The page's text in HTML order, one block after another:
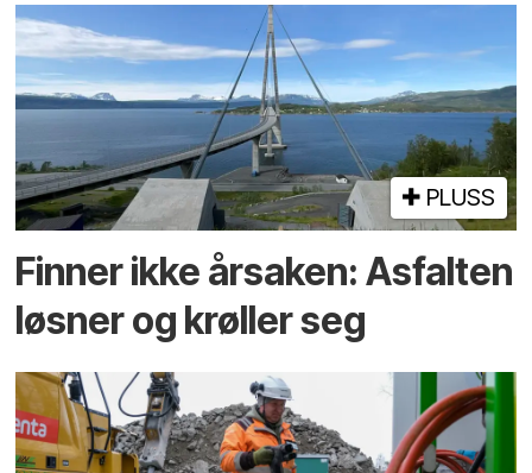
PLUSS
Finner ikke årsaken: Asfalten
løsner og krøller seg